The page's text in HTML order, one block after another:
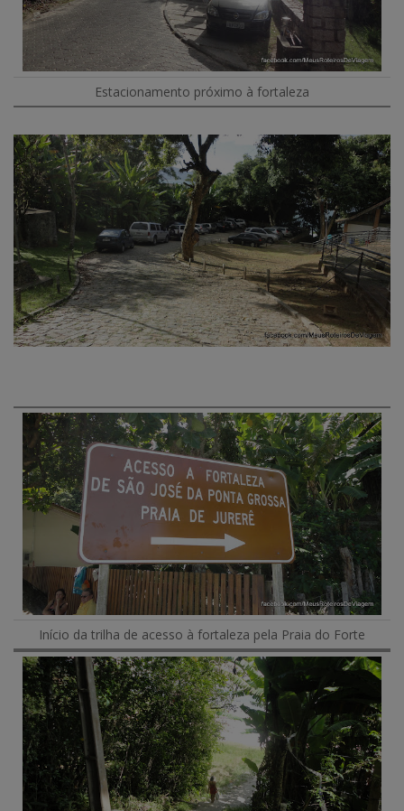
Estacionamento próximo à fortaleza
Início da trilha de acesso à fortaleza pela Praia do Forte